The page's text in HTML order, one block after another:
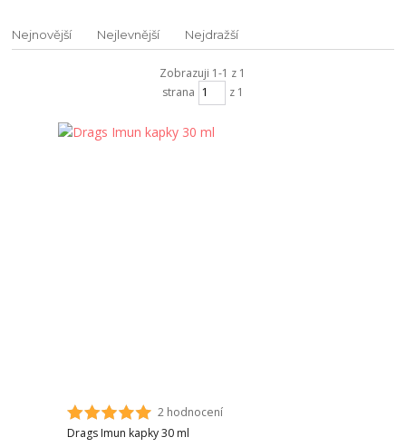
Nejnovější Nejlevnější Nejdražší
Zobrazuji 1-1 z 1
strana
z 1
2 hodnocení
Drags Imun kapky 30 ml